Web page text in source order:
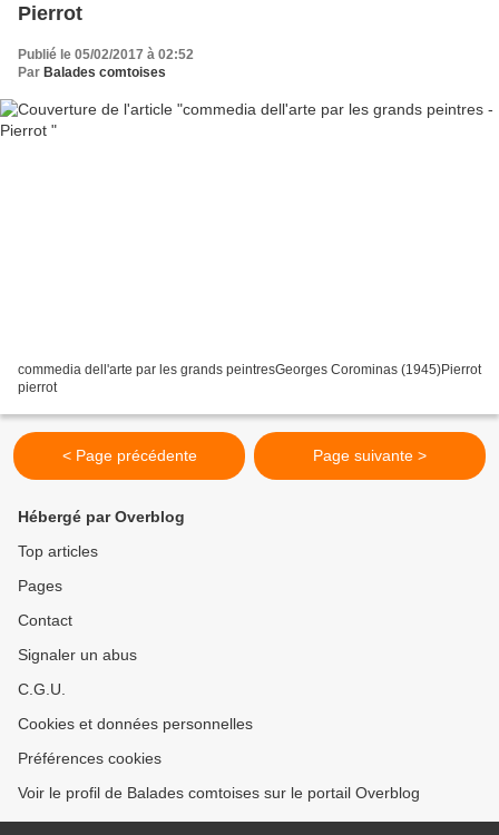
Pierrot
Publié le 05/02/2017 à 02:52
Par Balades comtoises
commedia dell'arte par les grands peintresGeorges Corominas (1945)Pierrot
pierrot
< Page précédente Page suivante >
Hébergé par Overblog
Top articles
Pages
Contact
Signaler un abus
C.G.U.
Cookies et données personnelles
Préférences cookies
Voir le profil de Balades comtoises sur le portail Overblog